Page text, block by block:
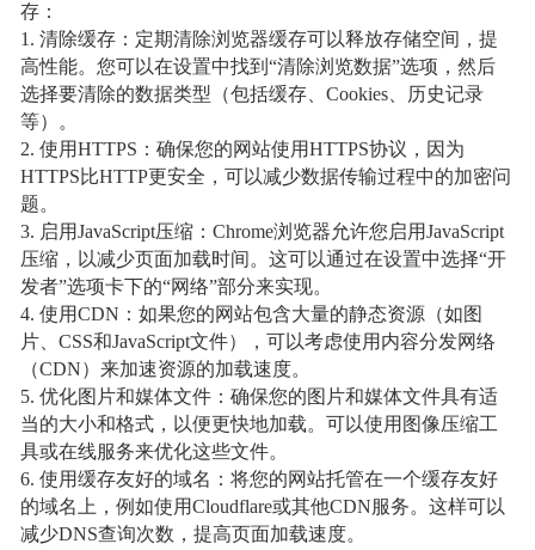
存：
1. 清除缓存：定期清除浏览器缓存可以释放存储空间，提
高性能。您可以在设置中找到“清除浏览数据”选项，然后
选择要清除的数据类型（包括缓存、Cookies、历史记录
等）。
2. 使用HTTPS：确保您的网站使用HTTPS协议，因为
HTTPS比HTTP更安全，可以减少数据传输过程中的加密问
题。
3. 启用JavaScript压缩：Chrome浏览器允许您启用JavaScript
压缩，以减少页面加载时间。这可以通过在设置中选择“开
发者”选项卡下的“网络”部分来实现。
4. 使用CDN：如果您的网站包含大量的静态资源（如图
片、CSS和JavaScript文件），可以考虑使用内容分发网络
（CDN）来加速资源的加载速度。
5. 优化图片和媒体文件：确保您的图片和媒体文件具有适
当的大小和格式，以便更快地加载。可以使用图像压缩工
具或在线服务来优化这些文件。
6. 使用缓存友好的域名：将您的网站托管在一个缓存友好
的域名上，例如使用Cloudflare或其他CDN服务。这样可以
减少DNS查询次数，提高页面加载速度。